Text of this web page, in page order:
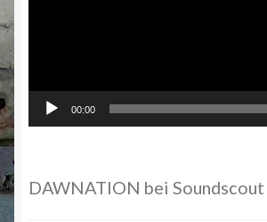
00:00
DAWNATION bei Soundscout